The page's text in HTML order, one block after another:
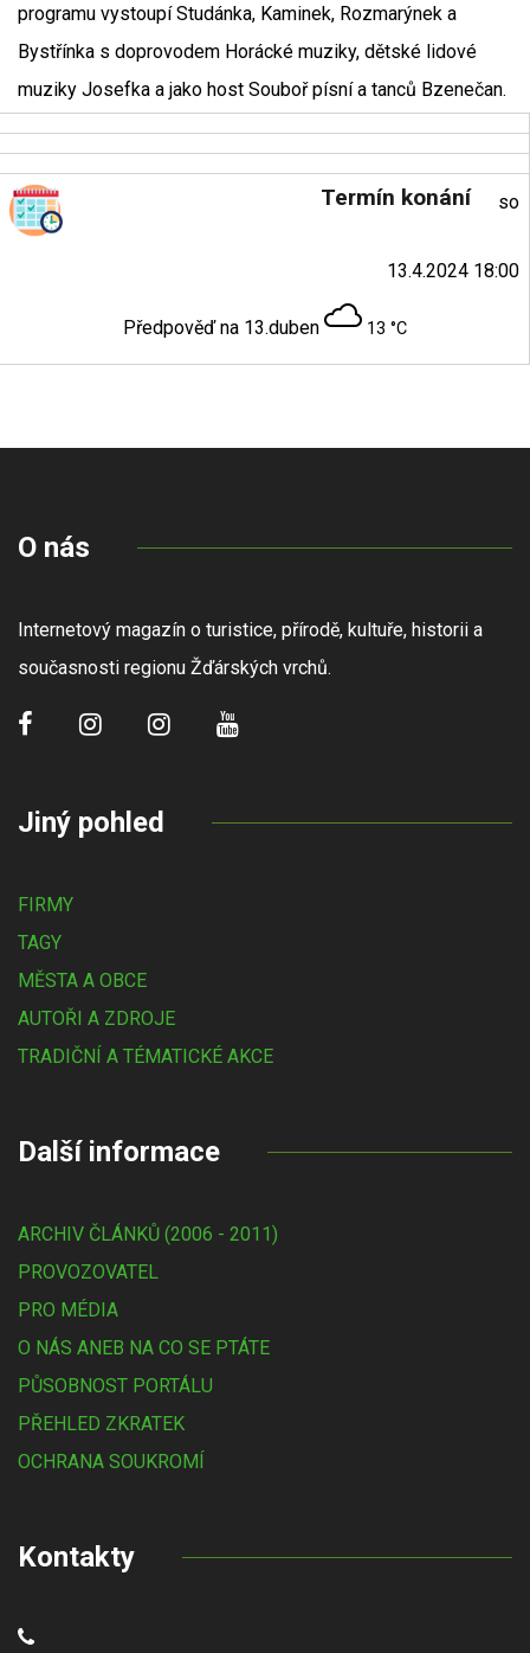
programu vystoupí Studánka, Kaminek, Rozmarýnek a
Bystřínka s doprovodem Horácké muziky, dětské lidové
muziky Josefka a jako host Souboř písní a tanců Bzenečan.
Termín konání so
13.4.2024 18:00
Předpověď na 13.duben 13 °C
O nás
Internetový magazín o turistice, přírodě, kultuře, historii a
současnosti regionu Žďárských vrchů.
Jiný pohled
FIRMY
TAGY
MĚSTA A OBCE
AUTOŘI A ZDROJE
TRADIČNÍ A TÉMATICKÉ AKCE
Další informace
ARCHIV ČLÁNKŮ (2006 - 2011)
PROVOZOVATEL
PRO MÉDIA
O NÁS ANEB NA CO SE PTÁTE
PŮSOBNOST PORTÁLU
PŘEHLED ZKRATEK
OCHRANA SOUKROMÍ
Kontakty